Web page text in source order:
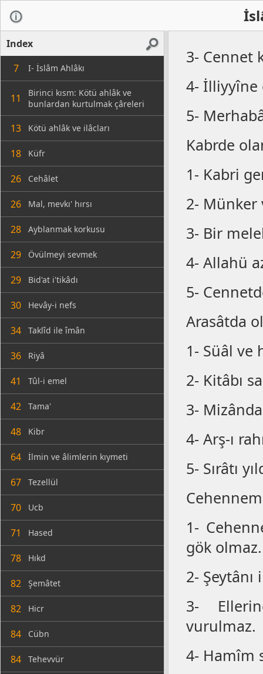
Index
7
I- İslâm Ahlâkı
11
Birinci kısm: Kötü ahlâk ve
bunlardan kurtulmak çâreleri
13 Kötü ahlâk ve ilâcları
18 Küfr
26 Cehâlet
26 Mal, mevkı' hırsı
28 Ayblanmak korkusu
29 Övülmeyi sevmek
29 Bid'at i'tikâdı
30 Hevây-i nefs
34 Taklîd ile îmân
36 Riyâ
41 Tûl-i emel
42 Tama'
48 Kibr
64 İlmin ve âlimlerin kıymeti
67 Tezellül
70 Ucb
71 Hased
78 Hıkd
82 Şemâtet
82 Hicr
84 Cübn
84 Tehevvür
3- Cennet
4- İlliyyîne
5-
Kabrde
1- Kabri
2- Münker
3- Bir
4- Allahü
5-
Arasâtda
1- Süâl ve
2- Kitâbı
3-
4- Arş-ı
5- Sırâtı
1-
gök olmaz.
2- Şeytânı
3-
vurulmaz.
4- Hamîm